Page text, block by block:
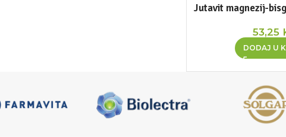
Jutavit magnezij-
53,25
DODAJ U